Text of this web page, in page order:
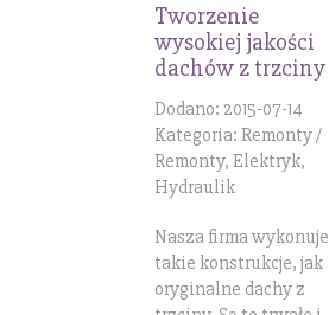
Tworzenie
wysokiej jakości
dachów z trzciny
Dodano: 2015-07-14
Kategoria: Remonty /
Remonty, Elektryk,
Hydraulik
Nasza firma wykonuje
takie konstrukcje, jak
oryginalne dachy z